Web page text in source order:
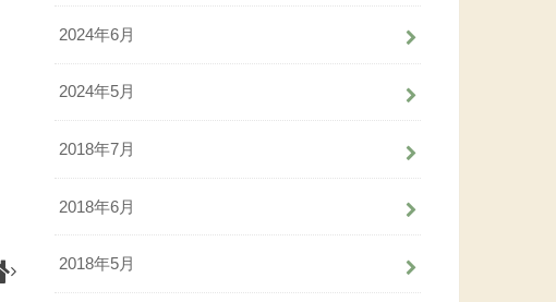
2024年6月
2024年5月
2018年7月
2018年6月
2018年5月